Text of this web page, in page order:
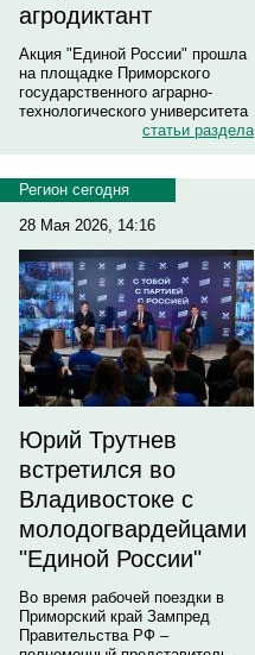
агродиктант
Акция "Единой России" прошла
на площадке Приморского
государственного аграрно-
технологического университета
статьи раздела
Регион сегодня
28 Мая 2026, 14:16
Юрий Трутнев
встретился во
Владивостоке с
молодогвардейцами
"Единой России"
Во время рабочей поездки в
Приморский край Зампред
Правительства РФ –